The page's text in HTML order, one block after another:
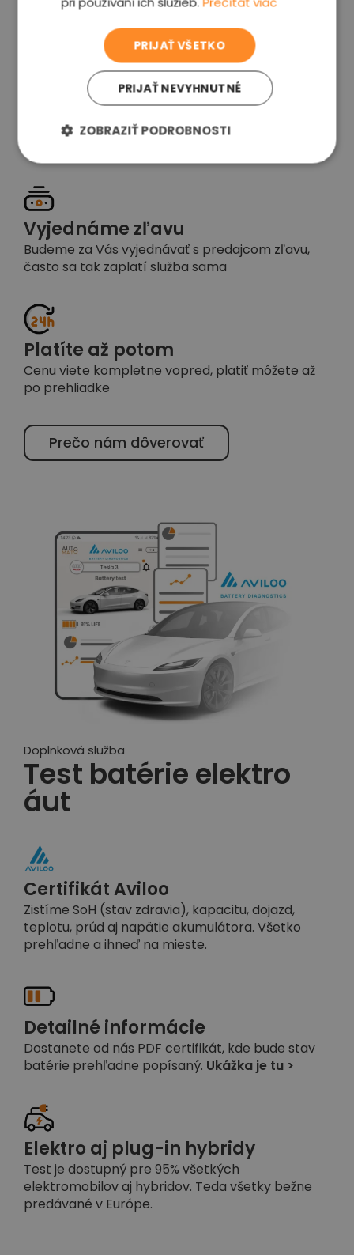
voľba
Garancia spokojnosti
Pokiaľ nebudete s našou prácou spokojní,
Vyjednáme zľavu
Budeme za Vás vyjednávať s predajcom zľavu,
často sa tak zaplatí služba sama
Platíte až potom
Cenu viete kompletne vopred, platiť môžete až
po prehliadke
Prečo nám dôverovať
Doplnková služba
Test batérie elektro
áut
Certifikát Aviloo
Zistíme SoH (stav zdravia), kapacitu, dojazd,
teplotu, prúd aj napätie akumulátora. Všetko
prehľadne a ihneď na mieste.
Detailné informácie
Dostanete od nás PDF certifikát, kde bude stav
batérie prehľadne popísaný. Ukážka je tu >
Elektro aj plug-in hybridy
Test je dostupný pre 95% všetkých
elektromobilov aj hybridov. Teda všetky bežne
predávané v Európe.
PRIJAŤ VŠETKO
PRIJAŤ NEVYHNUTNÉ
ZOBRAZIŤ PODROBNOSTI